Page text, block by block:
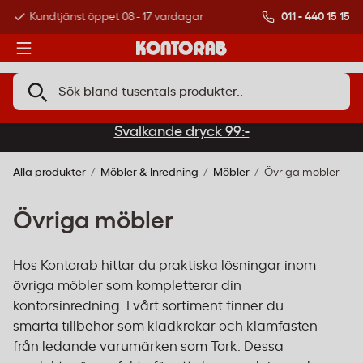
Kundtjänst öppet 08 - 17 vardagar Över 500 000
011 - 440 15 15
Svalkande dryck 99:-
Alla produkter Möbler & Inredning Möbler Övriga möbler
Övriga möbler
Hos Kontorab hittar du praktiska lösningar inom
övriga möbler som kompletterar din
kontorsinredning. I vårt sortiment finner du
smarta tillbehör som klädkrokar och klämfästen
från ledande varumärken som Tork. Dessa